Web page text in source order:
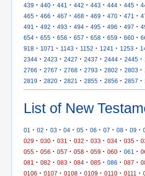
439 · 440 · 441 · 442 · 443 · 444 · 445 ·
465 · 466 · 467 · 468 · 469 · 470 · 471 ·
491
· 492 · 493 · 494 · 495 · 496 · 497 ·
654 · 655 · 656 · 657 · 658 · 659 · 660 ·
918 · 1071 · 1143 · 1152 · 1241 · 1253 ·
2344 · 2423 · 2427 · 2437 · 2444 · 2445 ·
2766 · 2767 · 2768 · 2793 · 2802 · 2803 ·
2819 · 2820 · 2821 · 2855 · 2856 · 2857 ·
List of New
01 · 02 · 03 · 04 · 05 · 06 · 07 · 08 · 09 ·
029 · 030 · 031 · 032 · 033 · 034 · 035 ·
055 · 056 · 057 · 058 · 059 · 060 · 061 ·
081
· 082 · 083 · 084 · 085 · 086 · 087 ·
0106 · 0107 · 0108 · 0109 · 0110 · 0111 ·